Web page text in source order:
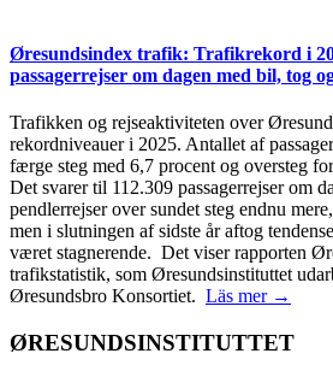
Øresundsindex trafik: Trafikrekord i
passagerrejser om dagen med bil, tog
Trafikken og rejseaktiviteten over
rekordniveauer i 2025. Antallet af
færge steg med 6,7 procent og oversteg
Det svarer til 112.309 passagerrejser om
pendlerrejser over sundet steg endnu
men i slutningen af sidste år aftog
været stagnerende. Det viser rapporten
trafikstatistik, som Øresundsinstituttet
Øresundsbro Konsortiet. Läs mer →
ØRESUNDSINSTITUTTET